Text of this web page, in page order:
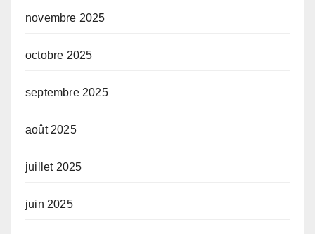
novembre 2025
octobre 2025
septembre 2025
août 2025
juillet 2025
juin 2025